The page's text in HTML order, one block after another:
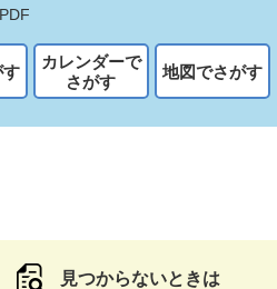
PDF
す
カレンダーで
さがす
地図でさがす
見つからないときは